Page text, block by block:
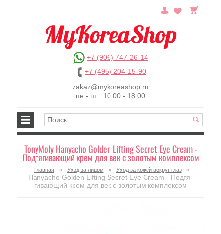
+7 (906) 747-26-14
+7 (495) 204-15-90
zakaz@mykoreashop.ru
пн - пт : 10.00 - 18.00
TonyMoly Hanyacho Golden Lifting Secret Eye Cream -
Подтя­гивающий крем для век с золотым комплексом
Главная » Уход за лицом » Уход за кожей вокруг глаз
»
Hanyacho Golden Lifting Secret Eye Cream - Подтя­
гивающий крем для век с золотым комплексом